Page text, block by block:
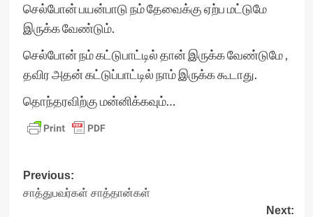
செல்போன் பயன்பாடு நம் தேவைக்கு ஏற்ப மட்டுமே
இருக்க வேண்டும்.
செல்போன் நம் கட்டுபாட்டில் தான் இருக்க வேண்டுமே ,
தவிர அதன் கட்டுப்பாட்டில் நாம் இருக்க கூடாது.
தொந்தரவிற்கு மன்னிக்கவும்…
Post
navigation
Previous:
சாத்துபவர்கள் சாத்தான்கள்
Next: